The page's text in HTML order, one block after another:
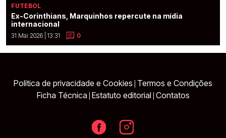
FUTEBOL
Ex-Corinthians, Marquinhos repercute na mídia
internacional
31 Mai 2026 | 13:31 0
Política de privacidade e Cookies Termos e Condições
Ficha Técnica Estatuto editorial Contatos